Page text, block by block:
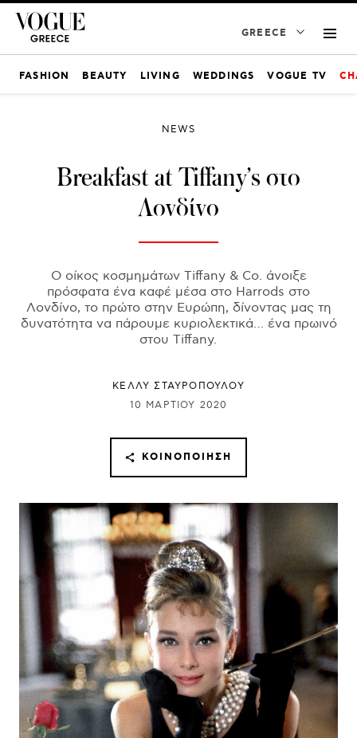
GREECE
FASHION BEAUTY LIVING WEDDINGS VOGUE TV
NEWS
Breakfast at Tiffany’s στο
Λονδίνο
Ο οίκος κοσμημάτων Tiffany & Co. άνοιξε
πρόσφατα ένα καφέ μέσα στο Harrods στο
Λονδίνο, το πρώτο στην Ευρώπη, δίνοντας μας τη
δυνατότητα να πάρουμε κυριολεκτικά… ένα πρωινό
στου Tiffany.
ΚΕΛΛΥ ΣΤΑΥΡΟΠΟΥΛΟΥ
10 ΜΑΡΤΊΟΥ 2020
ΚΟΙΝΟΠΟΊΗΣΗ